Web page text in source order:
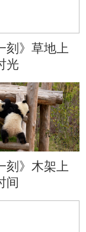
刻》草地上
光
刻》木架上
间